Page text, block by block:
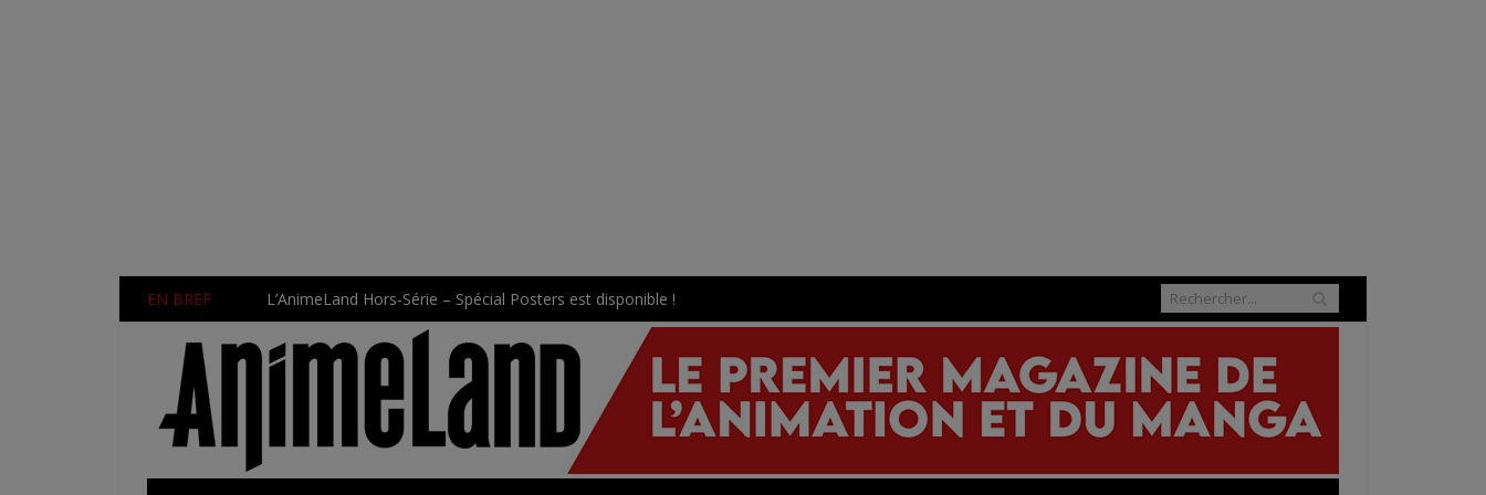
EN BREF L’AnimeLand Hors-Série – Spécial Posters est disponible !